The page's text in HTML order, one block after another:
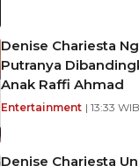
Denise Chariesta
Putranya
Anak Raffi Ahmad
Entertainment | 13:33 WIB
Denise Chariesta